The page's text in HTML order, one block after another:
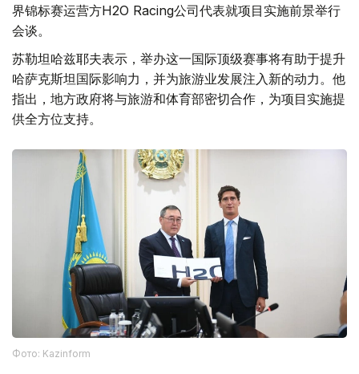
界锦标赛运营方H2O Racing公司代表就项目实施前景举行
会谈。
苏勒坦哈兹耶夫表示，举办这一国际顶级赛事将有助于提升
哈萨克斯坦国际影响力，并为旅游业发展注入新的动力。他
指出，地方政府将与旅游和体育部密切合作，为项目实施提
供全方位支持。
Фото: Kazinform